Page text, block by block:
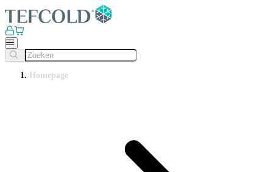
Homepage